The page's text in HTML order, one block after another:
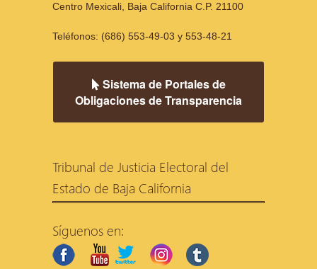
Centro Mexicali, Baja California C.P. 21100
Teléfonos: (686) 553-49-03 y 553-48-21
Sistema de Portales de
Obligaciones de Transparencia
Tribunal de Justicia Electoral del
Estado de Baja California
Síguenos en:
facebookyoutubetwitter